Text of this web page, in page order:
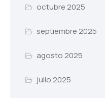
octubre 2025
septiembre 2025
agosto 2025
julio 2025